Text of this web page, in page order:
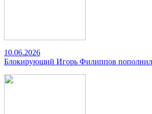
10.06.2026
Блокирующий Игорь Филиппов пополнил